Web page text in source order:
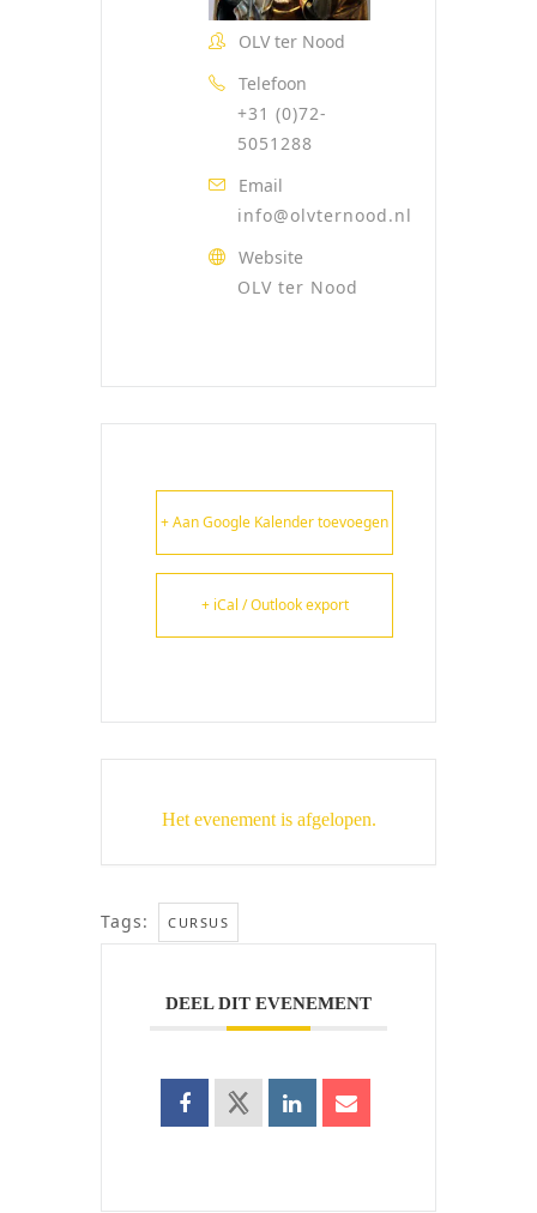
OLV ter Nood
Telefoon
+31 (0)72-
5051288
Email
info@olvternood.nl
Website
OLV ter Nood
+ Aan Google Kalender toevoegen
+ iCal / Outlook export
Het evenement is afgelopen.
Tags: CURSUS
DEEL DIT EVENEMENT